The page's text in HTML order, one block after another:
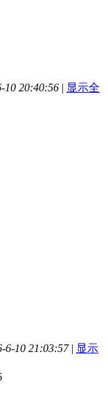
10 20:40:56 | 显示全
10 21:03:57 | 显示